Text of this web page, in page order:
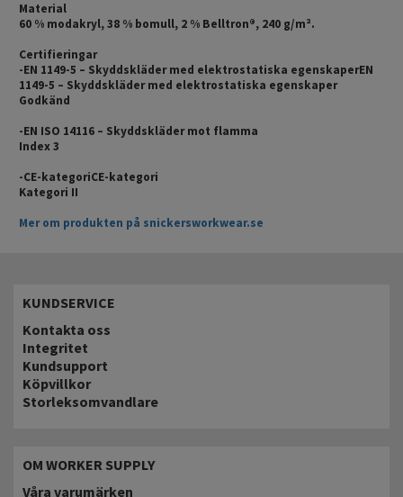
Material
60 % modakryl, 38 % bomull, 2 % Belltron®, 240 g/m².
Certifieringar
-EN 1149-5 – Skyddskläder med elektrostatiska egenskaperEN
1149-5 – Skyddskläder med elektrostatiska egenskaper
Godkänd
-EN ISO 14116 – Skyddskläder mot flamma
Index 3
-CE-kategoriCE-kategori
Kategori II
Mer om produkten på snickersworkwear.se
KUNDSERVICE
Kontakta oss
Integritet
Kundsupport
Köpvillkor
Storleksomvandlare
OM WORKER SUPPLY
Våra varumärken